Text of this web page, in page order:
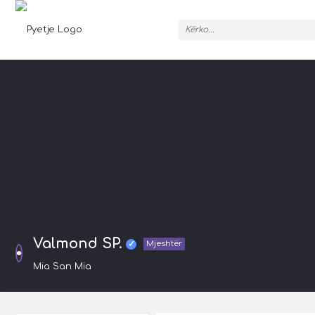
Valmond SP. Mjeshtër
Mia San Mia